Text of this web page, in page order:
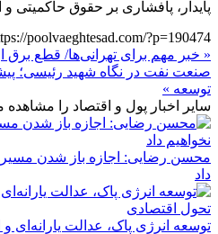
پایدار، پافشاری بر حقوق
poolvaeghtesad.com/?p=190474
« خبر مهم برای تهرانی‌ها/ قطع برق
صنعت نفت در نگاه شهید رئیسی؛
توسعه »
سایر اخبار پول و اقتصاد را مشاهده
محسن رضایی: اجازه باز شدن مسیر
داد
توسعه انرژی پاک، عدالت یارانه‌ای